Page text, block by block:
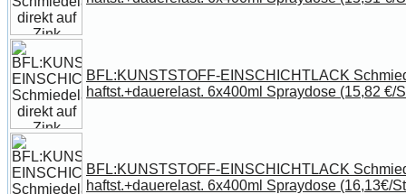
BFL:KUNSTSTOFF-EINSCHICHTLACK
haftst.+dauerelast. 6x400ml Spraydose (15,82 €/
BFL:KUNSTSTOFF-EINSCHICHTLACK
haftst.+dauerelast. 6x400ml Spraydose (16,13€/